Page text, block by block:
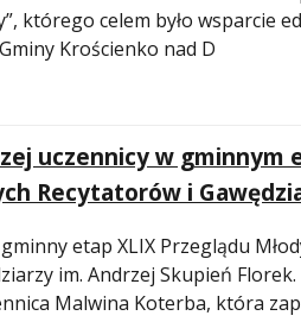
którego celem było wsparcie
Krościenko nad D
uczennicy w gminnym
Recytatorów i
etap XLIX Przeglądu
im. Andrzej Skupień Florek.
Malwina Koterba, która